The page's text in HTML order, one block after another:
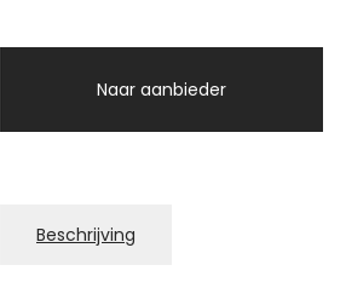
Naar aanbieder
Beschrijving